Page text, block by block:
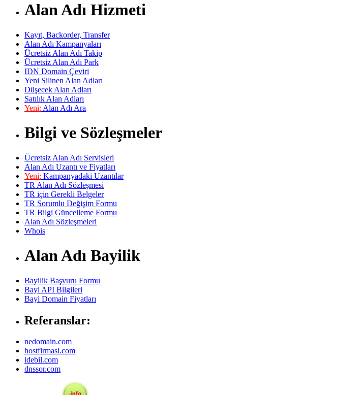
Alan Adı Hizmeti
Kayıt, Backorder, Transfer
Alan Adı Kampanyaları
Ücretsiz Alan Adı Takip
Ücretsiz Alan Adı Park
IDN Domain Çeviri
Yeni Silinen Alan Adları
Düşecek Alan Adları
Satılık Alan Adları
Yeni: Alan Adı Ara
Bilgi ve Sözleşmeler
Ücretsiz Alan Adı Servisleri
Alan Adı Uzantı ve Fiyatları
Yeni: Kampanyadaki Uzantılar
TR Alan Adı Sözleşmesi
TR için Gerekli Belgeler
TR Sorumlu Değişim Formu
TR Bilgi Güncelleme Formu
Alan Adı Sözleşmeleri
Whois
Alan Adı Bayilik
Bayilik Başvuru Formu
Bayi API Bilgileri
Bayi Domain Fiyatları
Referanslar:
nedomain.com
hostfirmasi.com
idebil.com
dnssor.com